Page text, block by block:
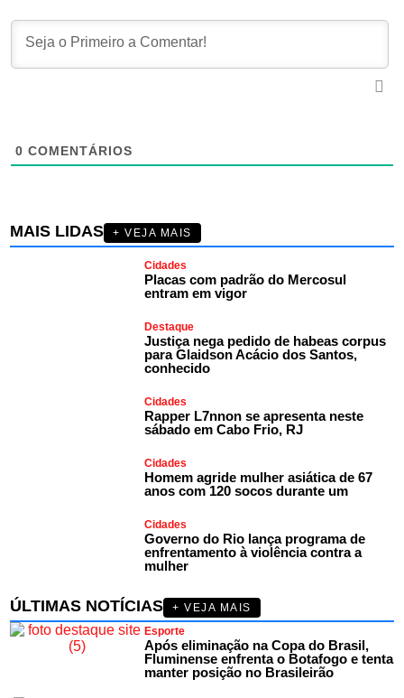
0 COMENTÁRIOS
MAIS LIDAS + VEJA MAIS
Cidades
Placas com padrão do Mercosul
entram em vigor
Destaque
Justiça nega pedido de habeas corpus
para Glaidson Acácio dos Santos,
conhecido
Cidades
Rapper L7nnon se apresenta neste
sábado em Cabo Frio, RJ
Cidades
Homem agride mulher asiática de 67
anos com 120 socos durante um
Cidades
Governo do Rio lança programa de
enfrentamento à violência contra a
mulher
ÚLTIMAS NOTÍCIAS
+ VEJA MAIS
Esporte
Após eliminação na Copa do Brasil,
Fluminense enfrenta o Botafogo e tenta
manter posição no Brasileirão